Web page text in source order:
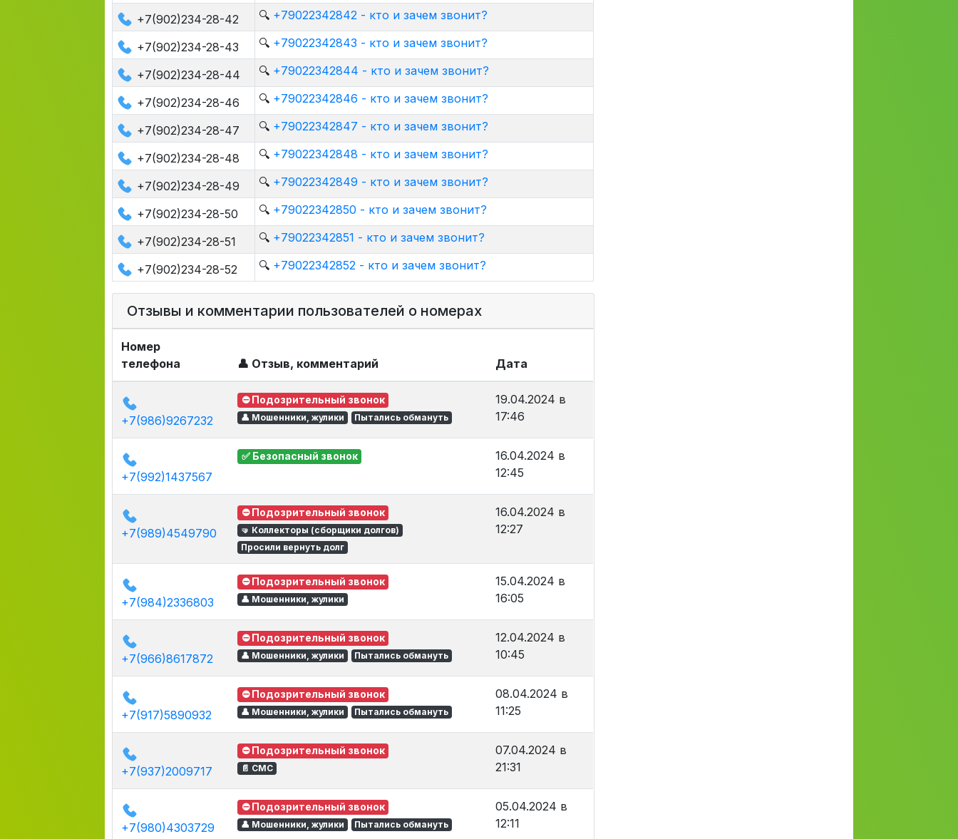
+7(902)234-28-42 🔍 +79022342842 - кто и зачем звонит?
+7(902)234-28-43 🔍 +79022342843 - кто и зачем звонит?
+7(902)234-28-44 🔍 +79022342844 - кто и зачем звонит?
+7(902)234-28-46 🔍 +79022342846 - кто и зачем звонит?
+7(902)234-28-47 🔍 +79022342847 - кто и зачем звонит?
+7(902)234-28-48 🔍 +79022342848 - кто и зачем звонит?
+7(902)234-28-49 🔍 +79022342849 - кто и зачем звонит?
+7(902)234-28-50 🔍 +79022342850 - кто и зачем звонит?
+7(902)234-28-51 🔍 +79022342851 - кто и зачем звонит?
+7(902)234-28-52 🔍 +79022342852 - кто и зачем звонит?
Отзывы и комментарии пользователей о номерах
Номер
телефона
👤 Отзыв, комментарий Дата
+7(986)9267232
⛔ Подозрительный звонок
👤 Мошенники, жулики Пытались обмануть
19.04.2024 в
17:46
+7(992)1437567
✅ Безопасный звонок
16.04.2024 в
12:45
+7(989)4549790
⛔ Подозрительный звонок
🤜 Коллекторы (сборщики долгов)
Просили вернуть долг
16.04.2024 в
12:27
+7(984)2336803
⛔ Подозрительный звонок
👤 Мошенники, жулики
15.04.2024 в
16:05
+7(966)8617872
⛔ Подозрительный звонок
👤 Мошенники, жулики Пытались обмануть
12.04.2024 в
10:45
+7(917)5890932
⛔ Подозрительный звонок
👤 Мошенники, жулики Пытались обмануть
08.04.2024 в
11:25
+7(937)2009717
⛔ Подозрительный звонок
📄 СМС
07.04.2024 в
21:31
+7(980)4303729
⛔ Подозрительный звонок
👤 Мошенники, жулики Пытались обмануть
05.04.2024 в
12:11